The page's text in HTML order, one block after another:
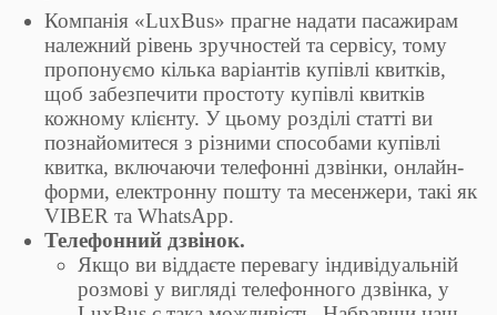
Компанія «LuxBus» прагне надати пасажирам
належний рівень зручностей та сервісу, тому
пропонуємо кілька варіантів купівлі квитків,
щоб забезпечити простоту купівлі квитків
кожному клієнту. У цьому розділі статті ви
познайомитеся з різними способами купівлі
квитка, включаючи телефонні дзвінки, онлайн-
форми, електронну пошту та месенжери, такі як
VIBER та WhatsApp.
Телефонний дзвінок.
Якщо ви віддаєте перевагу індивідуальній
розмові у вигляді телефонного дзвінка, у